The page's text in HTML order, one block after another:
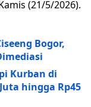
(21/5/2026).
Bogor,
Kurban di
hingga Rp45